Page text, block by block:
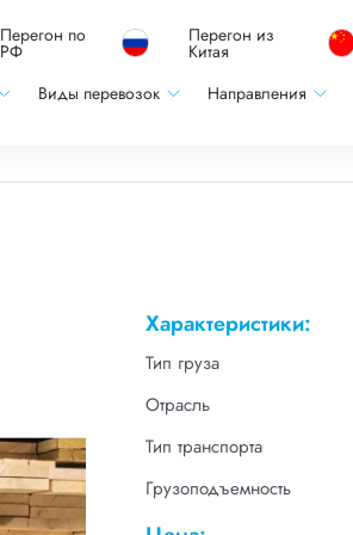
Перегон по
РФ
Перегон из
Китая
Виды перевозок Направления
Характеристики:
Тип груза
Отрасль
Тип транспорта
Грузоподъемность